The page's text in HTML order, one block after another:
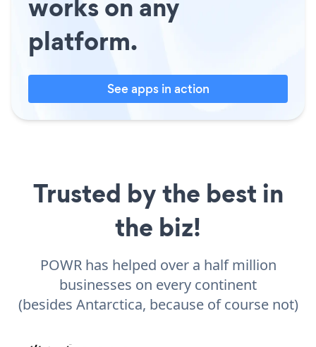
platform.
See apps in action
Trusted by the best in
the biz!
POWR has helped over a half million
businesses on every continent
(besides Antarctica, because of course not)